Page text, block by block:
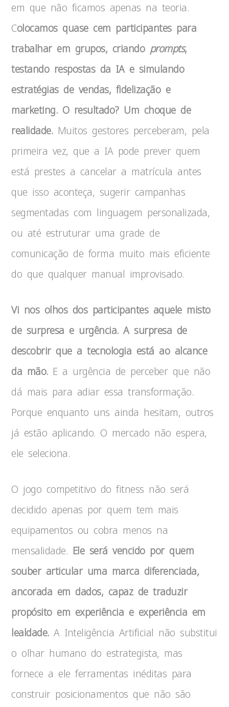
em que não ficamos apenas na teoria.
Colocamos quase cem participantes para
trabalhar em grupos, criando prompts,
testando respostas da IA e simulando
estratégias de vendas, fidelização e
marketing. O resultado? Um choque de
realidade. Muitos gestores perceberam, pela
primeira vez, que a IA pode prever quem
está prestes a cancelar a matrícula antes
que isso aconteça, sugerir campanhas
segmentadas com linguagem personalizada,
ou até estruturar uma grade de
comunicação de forma muito mais eficiente
do que qualquer manual improvisado.
Vi nos olhos dos participantes aquele misto
de surpresa e urgência. A surpresa de
descobrir que a tecnologia está ao alcance
da mão. E a urgência de perceber que não
dá mais para adiar essa transformação.
Porque enquanto uns ainda hesitam, outros
já estão aplicando. O mercado não espera,
ele seleciona.
O jogo competitivo do fitness não será
decidido apenas por quem tem mais
equipamentos ou cobra menos na
mensalidade. Ele será vencido por quem
souber articular uma marca diferenciada,
ancorada em dados, capaz de traduzir
propósito em experiência e experiência em
lealdade.A Inteligência Artificial não substitui
o olhar humano do estrategista, mas
fornece a ele ferramentas inéditas para
construir posicionamentos que não são